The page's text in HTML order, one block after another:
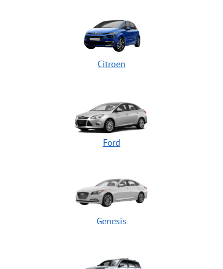
Citroen
Ford
Genesis